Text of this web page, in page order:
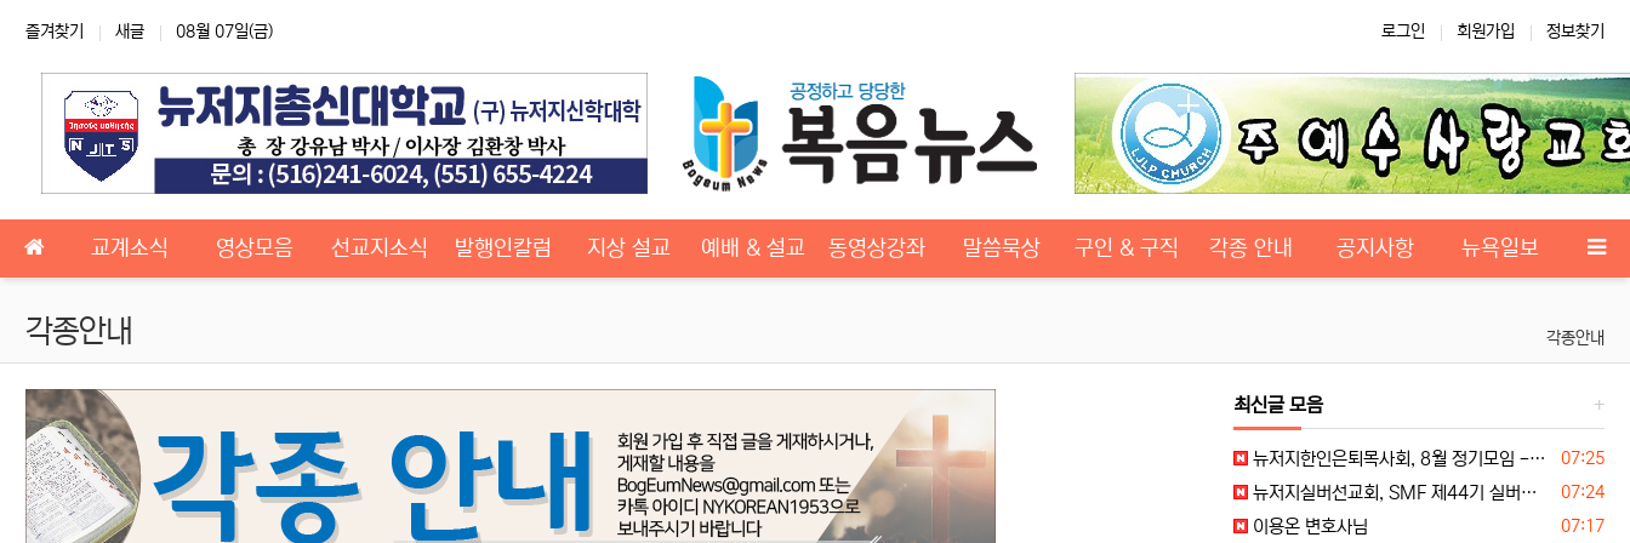
상단 네비
즐겨찾기 새글 08월 07일(금) 로그인 회원가입 정보찾기
메인 메뉴교계소식 영상모음 선교지소식 발행인칼럼 지상 설교 예배 & 설교 동영상강좌 말씀묵상 구인 & 구직 각종 안내 공지사항 뉴욕일보
각종안내 각종안내
최신글 모음
등록일
07:25
뉴저지한인은퇴목사회, 8월 정기모임 --- "요한처럼 예수님만 높이며 살자"
등록일
07:24
뉴저지실버선교회, SMF 제44기 실버미션스쿨 수강생 모집
등록일
07:17
이용온 변호사님